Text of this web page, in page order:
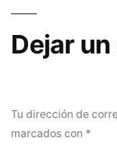
Dejar
Tu dirección de
marcados con *